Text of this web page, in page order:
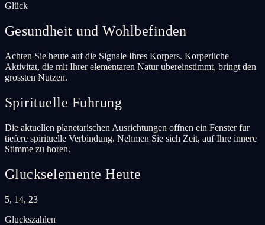
Glück
Gesundheit und Wohlbefinden
Achten Sie heute auf die Signale Ihres Korpers. Korperliche
Aktivitat, die mit Ihrer elementaren Natur ubereinstimmt, bringt den
grossten Nutzen.
Spirituelle Fuhrung
Die aktuellen planetarischen Ausrichtungen offnen ein Fenster fur
tiefere spirituelle Verbindung. Nehmen Sie sich Zeit, auf Ihre innere
Stimme zu horen.
Gluckselemente Heute
5, 14, 23
Gluckszahlen